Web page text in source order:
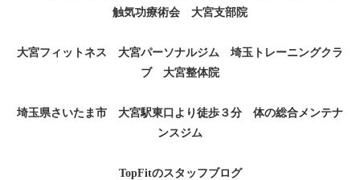
触気功療術会 大宮支部院
大宮フィットネス 大宮パーソナルジム 埼玉トレーニングクラ
ブ 大宮整体院
埼玉県さいたま市 大宮駅東口より徒歩３分 体の総合メンテナ
ンスジム
TopFitのスタッフブログ